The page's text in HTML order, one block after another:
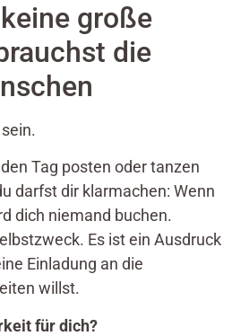
große
die
Tag posten oder tanzen
darfst dir klarmachen: Wenn
dich niemand buchen.
Es ist ein Ausdruck
Einladung an die
willst.
für dich?